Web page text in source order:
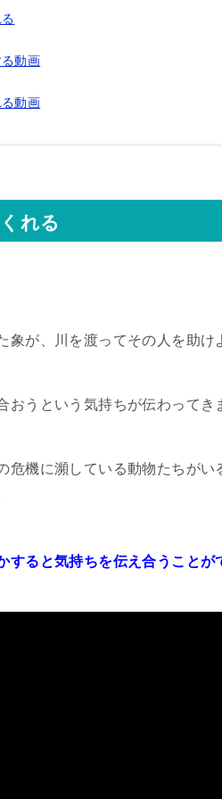
動画
動画
れる
象が、川を渡ってその人を助け
おうという気持ちが伝わってき
危機に瀕している動物たちが
すると気持ちを伝え合うことが